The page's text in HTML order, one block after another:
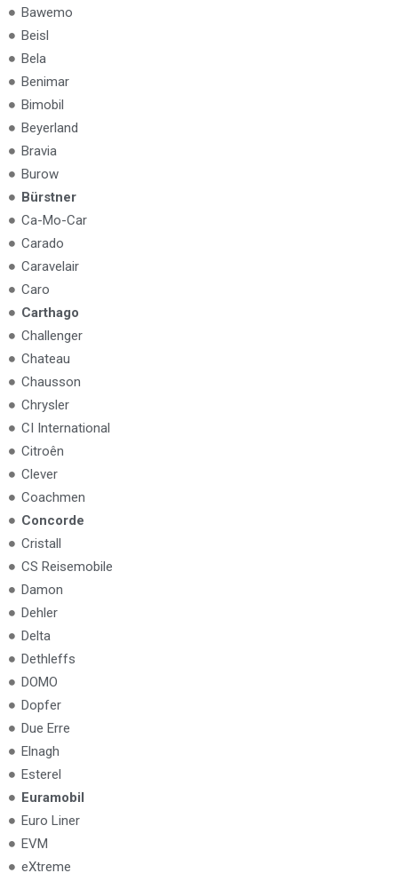
Bawemo
Beisl
Bela
Benimar
Bimobil
Beyerland
Bravia
Burow
Bürstner
Ca-Mo-Car
Carado
Caravelair
Caro
Carthago
Challenger
Chateau
Chausson
Chrysler
CI International
Citroên
Clever
Coachmen
Concorde
Cristall
CS Reisemobile
Damon
Dehler
Delta
Dethleffs
DOMO
Dopfer
Due Erre
Elnagh
Esterel
Euramobil
Euro Liner
EVM
eXtreme